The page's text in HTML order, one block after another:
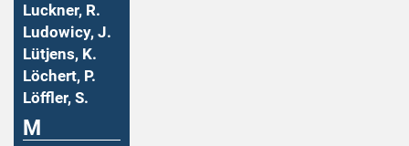
Luckner, R.
Ludowicy, J.
Lütjens, K.
Löchert, P.
Löffler, S.
M